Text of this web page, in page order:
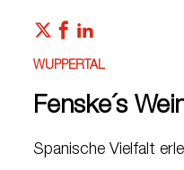
WUPPERTAL
Fenske´s
Spanische Vielfalt